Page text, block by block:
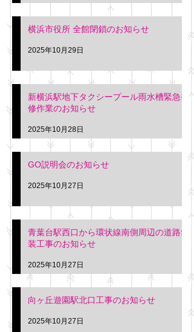
横浜市役所 全館閉鎖のお知らせ
2025年10月29日
新横浜駅地下タクシープール雨水槽緊急補
修作業のお知らせ
2025年10月28日
GO説明会のお知らせ
2025年10月27日
青葉台駅西口から環状線南側周辺の道路舗
装工事のお知らせ
2025年10月27日
向ヶ丘遊園駅北口工事のお知らせ
2025年10月27日